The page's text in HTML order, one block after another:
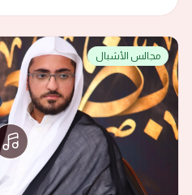
مجالس الأشبال